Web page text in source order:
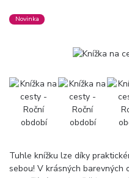
Novinka
Tuhle knížku lze díky
sebou! V krásných barevných